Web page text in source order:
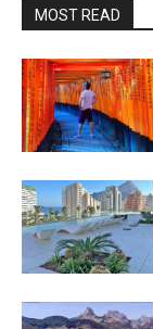
MOST READ